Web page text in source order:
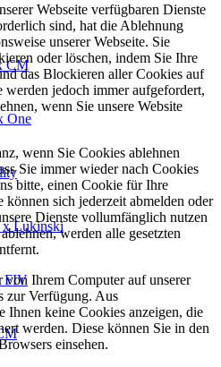
CM
One
x Lukinski
FIV
Webseite verfügbaren Dienste
sind, hat die Ablehnung
unserer Webseite. Sie
oder löschen, indem Sie Ihre
das Blockieren aller Cookies auf
werden jedoch immer aufgefordert,
wenn Sie unsere Website
wenn Sie Cookies ablehnen
Sie immer wieder nach Cookies
bitte, einen Cookie für Ihre
können sich jederzeit abmelden oder
Dienste vollumfänglich nutzen
werden alle gesetzten
Ihrem Computer auf unserer
zur Verfügung. Aus
Ihnen keine Cookies anzeigen, die
werden. Diese können Sie in den
einsehen.